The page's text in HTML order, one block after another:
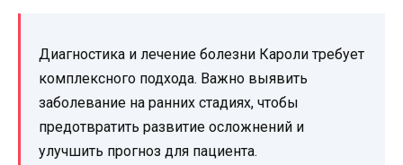
Диагностика и лечение болезни Кароли требует
комплексного подхода. Важно выявить
заболевание на ранних стадиях, чтобы
предотвратить развитие осложнений и
улучшить прогноз для пациента.